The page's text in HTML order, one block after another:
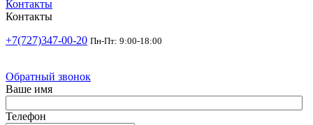
Контакты
Контакты
+7(727)347-00-20 Пн-Пт: 9:00-18:00
Обратный звонок
Ваше имя
Телефон